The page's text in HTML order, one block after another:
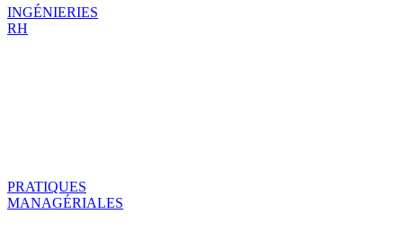
INGÉNIERIES
RH
PRATIQUES
MANAGÉRIALES